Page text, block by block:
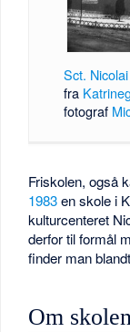
Sct.
fra
fotograf
Friskolen, også
1983en skole i
kulturcenteret
derfor til formål
finder man
Om